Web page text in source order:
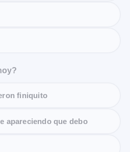
finiquito
apareciendo que debo